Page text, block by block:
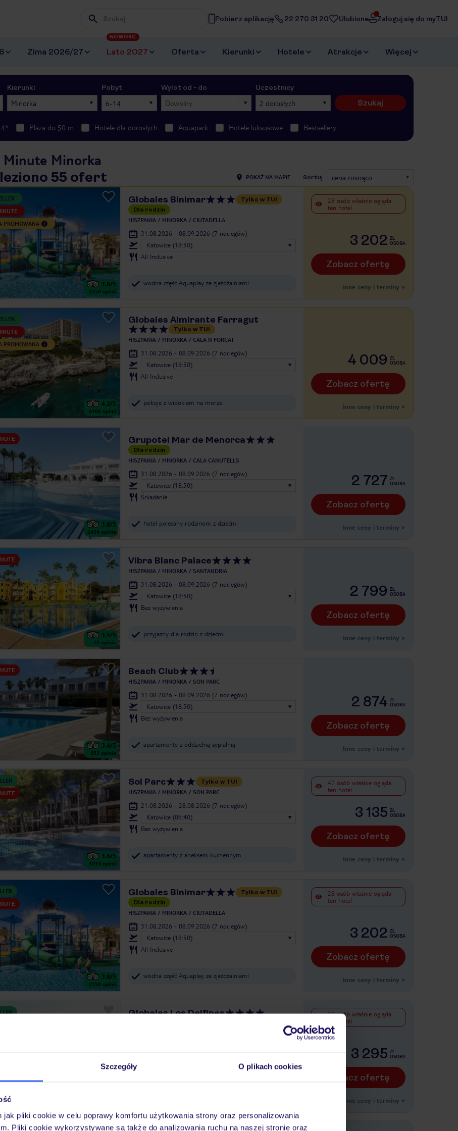
Szczegóły O plikach cookies
jak pliki cookie w celu poprawy komfortu użytkowania strony oraz personalizowania
Pliki cookie wykorzystywane są także do analizowania ruchu na naszej stronie oraz
Wpisz frazę, której szukasz
Pobierz aplikację 22 270 31 20 Ulubione Zaloguj się do myTUI
Zima 2026/27 Lato 2027
NOWOŚĆ
Oferta Kierunki Hotele Atrakcje Więcej
Kierunki
Minorka
Pobyt
6-14
Wylot od - do
Dowolny
Uczestnicy
2 dorosłych Szukaj
4* Plaża do 50 m Hotele dla dorosłych Aquapark Hotele luksusowe Bestsellery
Minute Minorka
55 ofert POKAŻ NA MAPIE Sortuj cena rosnąco
PROMOWANA
3.8/5
2550 opinii
Globales Binimar
Tylko w TUI
Dla rodzin
HISZPANIA MINORKA CIUTADELLA
31.08.2026 - 08.09.2026 (7 noclegów)
Katowice (18:50)
All Inclusive
wodna część Aquaplay ze zjeżdżalniami
28 osób właśnie ogląda
ten hotel
3 202 ZŁ
OSOBA
Zobacz ofertę
Inne ceny i terminy »
PROMOWANA
4.2/5
6106 opinii
Globales Almirante Farragut
Tylko w TUI
HISZPANIA MINORKA CALA N FORCAT
31.08.2026 - 08.09.2026 (7 noclegów)
Katowice (18:50)
All Inclusive
pokoje z widokiem na morze
4 009 ZŁ
OSOBA
Zobacz ofertę
Inne ceny i terminy »
3.8/5
2434 opinie
Grupotel Mar de Menorca
Dla rodzin
HISZPANIA MINORKA CALA CANUTELLS
31.08.2026 - 08.09.2026 (7 noclegów)
Katowice (18:50)
Śniadanie
hotel polecany rodzinom z dziećmi
2 727 ZŁ
OSOBA
Zobacz ofertę
Inne ceny i terminy »
3.5/5
72 opinie
Vibra Blanc Palace
HISZPANIA MINORKA SANTANDRIA
31.08.2026 - 08.09.2026 (7 noclegów)
Katowice (18:50)
Bez wyżywienia
przyjazny dla rodzin z dziećmi
2 799 ZŁ
OSOBA
Zobacz ofertę
Inne ceny i terminy »
3.4/5
853 opinie
Beach Club
HISZPANIA MINORKA SON PARC
31.08.2026 - 08.09.2026 (7 noclegów)
Katowice (18:50)
Bez wyżywienia
apartamenty z oddzielną sypialnią
2 874 ZŁ
OSOBA
Zobacz ofertę
Inne ceny i terminy »
3.6/5
1014 opinii
Sol Parc Tylko w TUI
HISZPANIA MINORKA SON PARC
21.08.2026 - 28.08.2026 (7 noclegów)
Katowice (06:40)
Bez wyżywienia
apartamenty z aneksem kuchennym
47 osób właśnie ogląda
ten hotel
3 135 ZŁ
OSOBA
Zobacz ofertę
Inne ceny i terminy »
3.8/5
2550 opinii
Globales Binimar
Tylko w TUI
Dla rodzin
HISZPANIA MINORKA CIUTADELLA
31.08.2026 - 08.09.2026 (7 noclegów)
Katowice (18:50)
All Inclusive
wodna część Aquaplay ze zjeżdżalniami
28 osób właśnie ogląda
ten hotel
3 202 ZŁ
OSOBA
Zobacz ofertę
Inne ceny i terminy »
Globales Los Delfines
28 osób właśnie ogląda
ten hotel
3 295 ZŁ
OSOBA
Zobacz ofertę
Inne ceny i terminy »